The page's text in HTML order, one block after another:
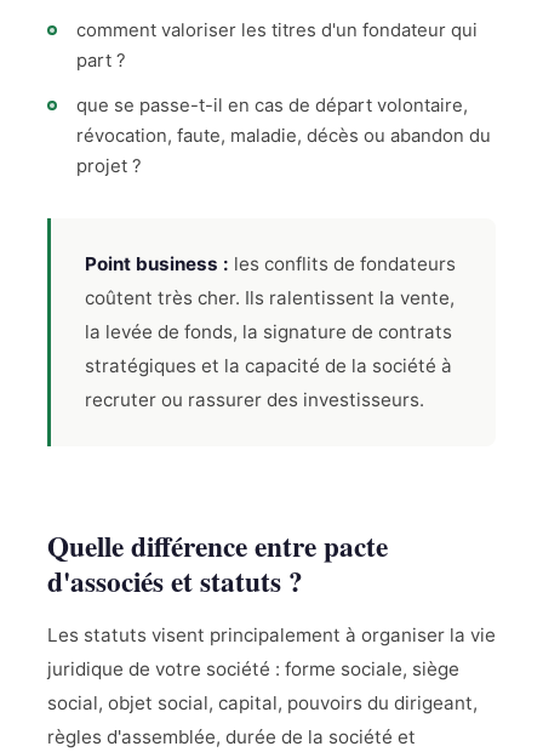
comment valoriser les titres d'un fondateur qui
part ?
que se passe-t-il en cas de départ volontaire,
révocation, faute, maladie, décès ou abandon du
projet ?
Point business : les conflits de fondateurs
coûtent très cher. Ils ralentissent la vente,
la levée de fonds, la signature de contrats
stratégiques et la capacité de la société à
recruter ou rassurer des investisseurs.
Quelle différence entre pacte
d'associés et statuts ?
Les statuts visent principalement à organiser la vie
juridique de votre société : forme sociale, siège
social, objet social, capital, pouvoirs du dirigeant,
règles d'assemblée, durée de la société et